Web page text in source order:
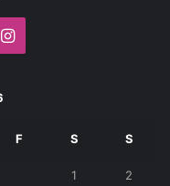
Instagram
F S S
1 2